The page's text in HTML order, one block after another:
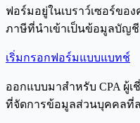
ฟอร์มอยู่ในเบราว์เซอร์ขอ
ภาษีที่นำเข้าเป็นข้อมูลบัญ
เริ่มกรอกฟอร์มแบบแบทช์
ออกแบบมาสำหรับ CPA ผู้
ที่จัดการข้อมูลส่วนบุคคลที่